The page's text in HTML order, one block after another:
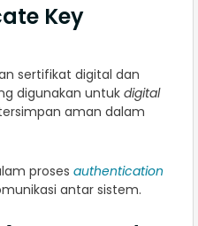
Key
sertifikat digital dan
digunakan untuk digital
aman dalam
proses authentication
antar sistem.